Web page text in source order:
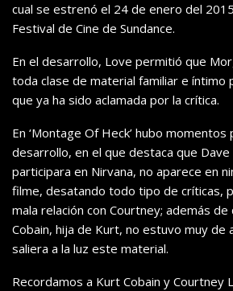
cual se estrenó el 24 de enero del
Festival de Cine de Sundance.
En el desarrollo, Love permitió que
toda clase de material familiar e íntimo
que ya ha sido aclamada por la crítica.
En ‘Montage Of Heck’ hubo momentos
desarrollo, en el que destaca que
participara en Nirvana, no aparece en
filme, desatando todo tipo de críticas,
mala relación con Courtney; además de
Cobain, hija de Kurt, no estuvo muy de
saliera a la luz este material.
Recordamos a Kurt Cobain y Courtney